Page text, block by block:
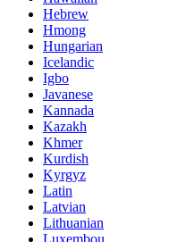
Hebrew
Hmong
Hungarian
Icelandic
Igbo
Javanese
Kannada
Kazakh
Khmer
Kurdish
Kyrgyz
Latin
Latvian
Lithuanian
Luxembou..